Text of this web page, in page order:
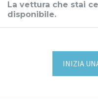
La vettura che stai
disponibile.
INIZIA